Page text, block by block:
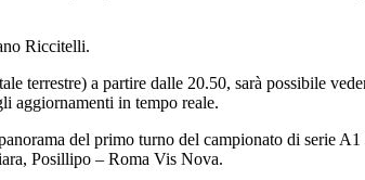
Riccitelli.
a partire dalle 20.50, sarà possibile
aggiornamenti in tempo reale.
del primo turno del campionato di serie
Posillipo – Roma Vis Nova.